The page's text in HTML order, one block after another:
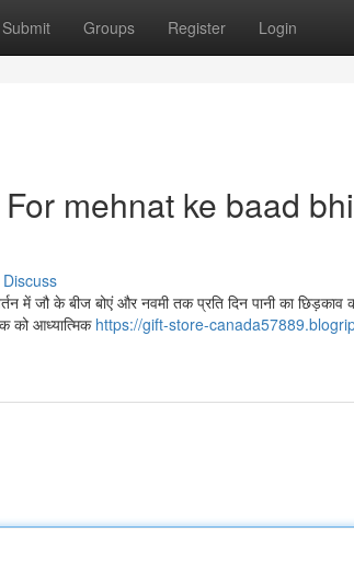
Submit Groups Register Login
mehnat ke baad
Discuss
में जौ के बीज बोएं और नवमी तक प्रति दिन पानी का
को आध्यात्मिक https://gift-store-